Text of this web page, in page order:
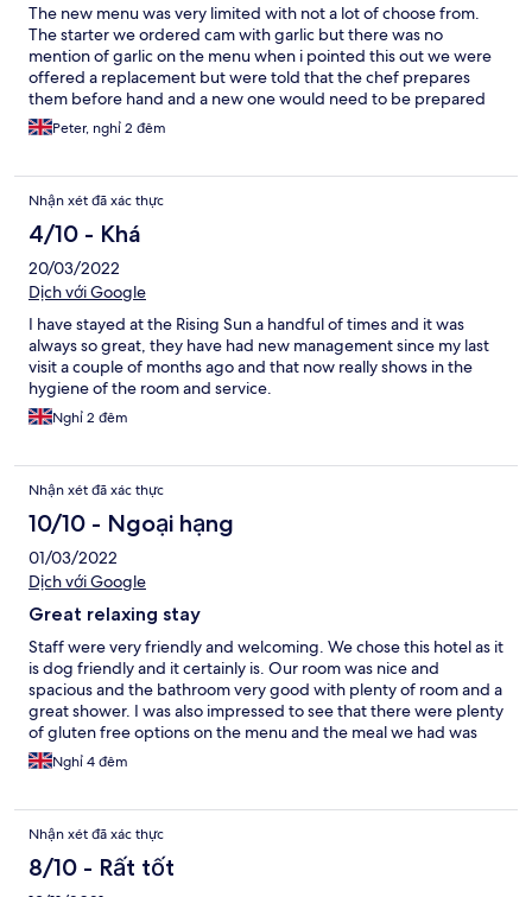
The new menu was very limited with not a lot of choose from.
The starter we ordered cam with garlic but there was no
mention of garlic on the menu when i pointed this out we were
offered a replacement but were told that the chef prepares
them before hand and a new one would need to be prepared
and it would take a bit of time . At the end of the meal the
waitress said ,thank you for your patience, i a very
several meals being returned to the kitchen ,Having looked on
line the food on there is nothing like what is served .The room
was very nice but for the plug in the sink did not work so we had
to leave the tap running to get a wash . I wont be staying there
again its such a shame its a nice looking place .
Peter, nghỉ 2 đêm
Nhận xét đã xác thực
4/10 - Khá
20/03/2022
Dịch với Google
I have stayed at the Rising Sun a handful of times and it was
always so great, they have had new management since my last
visit a couple of months ago and that now really shows in the
hygiene of the room and service.
Nghỉ 2 đêm
Nhận xét đã xác thực
10/10 - Ngoại hạng
01/03/2022
Dịch với Google
Great relaxing stay
Staff were very friendly and welcoming. We chose this hotel as it
is dog friendly and it certainly is. Our room was nice and
spacious and the bathroom very good with plenty of room and a
great shower. I was also impressed to see that there were plenty
of gluten free options on the menu and the meal we had was
delicious. A lovely relaxing stay.
Nghỉ 4 đêm
Nhận xét đã xác thực
8/10 - Rất tốt